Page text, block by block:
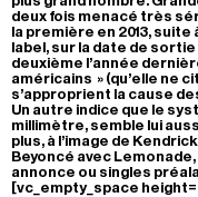
deux fois menacé très
la première en 2013,
label, sur la date de
deuxième l’année
américains » (qu’elle ne
s’approprient la cause
Un autre indice que le
millimètre, semble lui
plus, à l’image de
Beyoncé avec
annonce ou singles
[vc_empty_space